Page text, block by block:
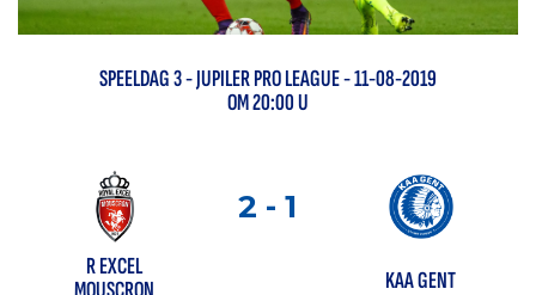
SPEELDAG3-JUPILER PRO LEAGUE- 11-08-2019
OM 20:00 U
2 - 1
R EXCEL
KAA GENT